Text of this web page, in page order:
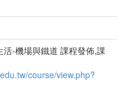
活-機場與鐵道 課程發佈,課
course/view.php?